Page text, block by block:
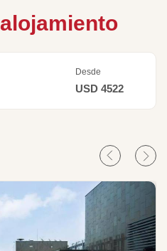
alojamiento
Desde
USD 4522